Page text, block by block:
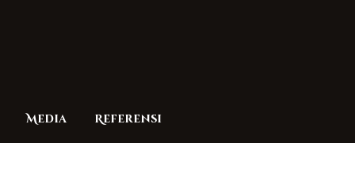
Media Referensi